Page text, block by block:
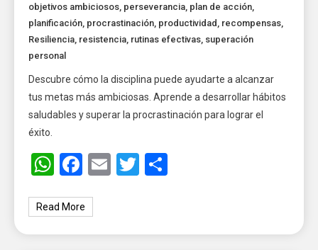
objetivos ambiciosos, perseverancia, plan de acción,
planificación, procrastinación, productividad , recompensas,
Resiliencia, resistencia, rutinas efectivas, superación
personal
Descubre cómo la disciplina puede ayudarte a alcanzar
tus metas más ambiciosas. Aprende a desarrollar hábitos
saludables y superar la procrastinación para lograr el
éxito.
WhatsApp
Facebook
EmailTwitter
Read More